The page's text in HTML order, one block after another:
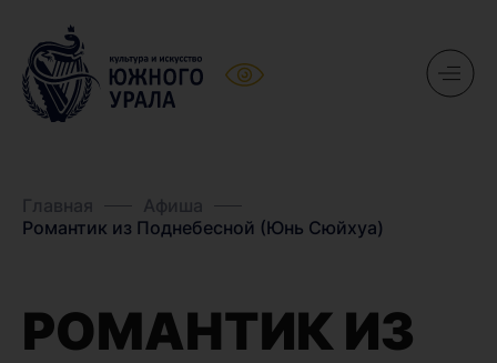
Главная
Афиша
Романтик из Поднебесной (Юнь Сюйхуа)
РОМАНТИК ИЗ